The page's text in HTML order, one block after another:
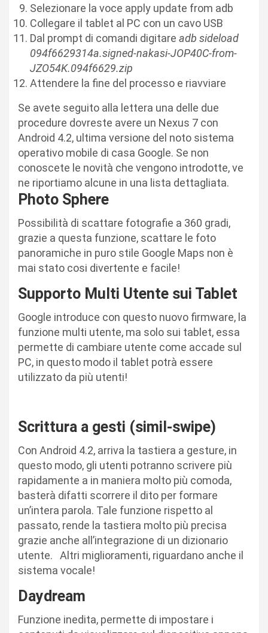
Selezionare la voce apply update from adb
Collegare il tablet al PC con un cavo USB
Dal prompt di comandi digitare adb sideload
094f6629314a.signed-nakasi-JOP40C-from-
JZO54K.094f6629.zip
Attendere la fine del processo e riavviare
Se avete seguito alla lettera una delle due
procedure dovreste avere un Nexus 7 con
Android 4.2, ultima versione del noto sistema
operativo mobile di casa Google. Se non
conoscete le novità che vengono introdotte, ve
ne riportiamo alcune in una lista dettagliata.
Photo Sphere
Possibilità di scattare fotografie a 360 gradi,
grazie a questa funzione, scattare le foto
panoramiche in puro stile Google Maps non è
mai stato cosi divertente e facile!
Supporto Multi Utente sui Tablet
Google introduce con questo nuovo firmware, la
funzione multi utente, ma solo sui tablet, essa
permette di cambiare utente come accade sul
PC, in questo modo il tablet potrà essere
utilizzato da più utenti!
Scrittura a gesti (simil-swipe)
Con Android 4.2, arriva la tastiera a gesture, in
questo modo, gli utenti potranno scrivere più
rapidamente a in maniera molto più comoda,
basterà difatti scorrere il dito per formare
un’intera parola. Tale funzione rispetto al
passato, rende la tastiera molto più precisa
grazie anche all’integrazione di un dizionario
utente. Altri miglioramenti, riguardano anche il
sistema vocale!
Daydream
Funzione inedita, permette di impostare i